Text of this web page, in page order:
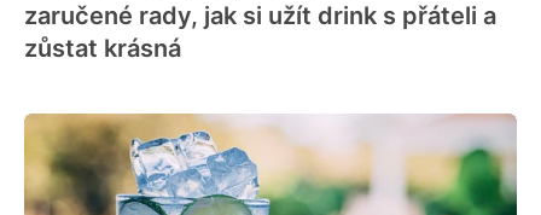
zaručené rady, jak si užít drink s přáteli a
zůstat krásná